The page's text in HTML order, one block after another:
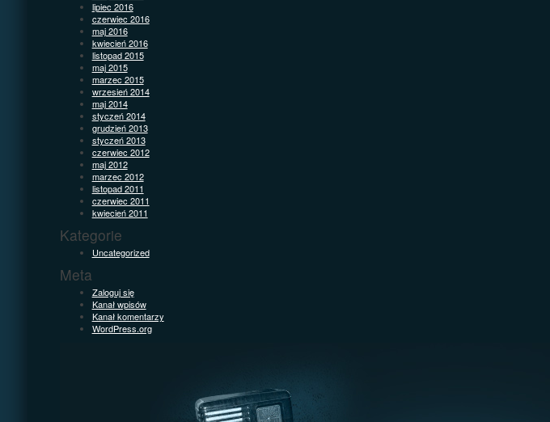
lipiec 2016
czerwiec 2016
maj 2016
kwiecień 2016
listopad 2015
maj 2015
marzec 2015
wrzesień 2014
maj 2014
styczeń 2014
grudzień 2013
styczeń 2013
czerwiec 2012
maj 2012
marzec 2012
listopad 2011
czerwiec 2011
kwiecień 2011
Kategorie
Uncategorized
Meta
Zaloguj się
Kanał wpisów
Kanał komentarzy
WordPress.org